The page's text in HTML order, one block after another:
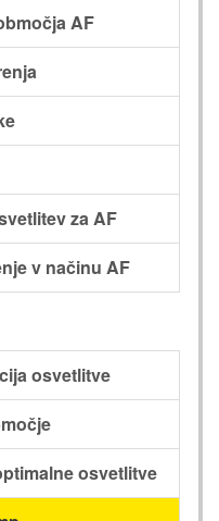
AF
za AF
v načinu AF
osvetlitve
osvetlitve